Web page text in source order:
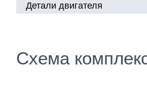
Детали двигателя
Схема